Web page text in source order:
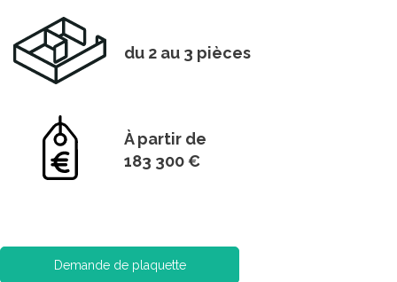
du 2 au 3 pièces
À partir de
183 300 €
Demande de plaquette